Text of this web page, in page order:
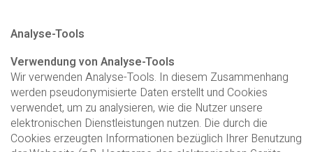
Analyse-Tools
Verwendung von Analyse-Tools
Wir verwenden Analyse-Tools. In diesem Zusammenhang
werden pseudonymisierte Daten erstellt und Cookies
verwendet, um zu analysieren, wie die Nutzer unsere
elektronischen Dienstleistungen nutzen. Die durch die
Cookies erzeugten Informationen bezüglich Ihrer Benutzung